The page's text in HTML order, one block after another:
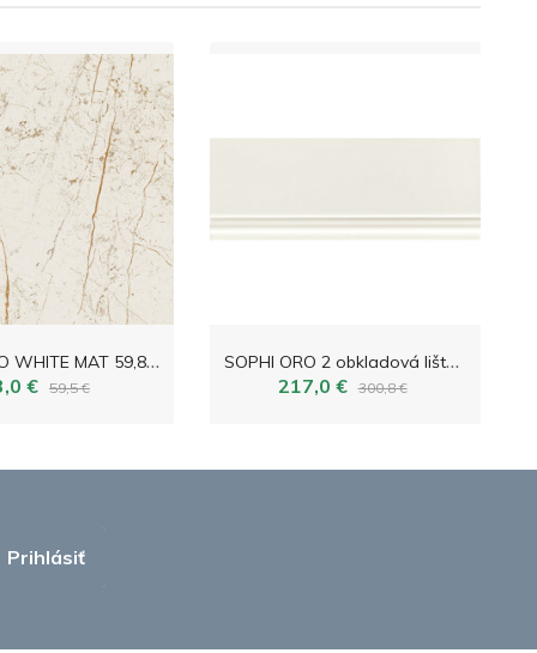
S
OPHI ORO WHITE MAT 59,8x59,8
€ 59,5 €
S
OPHI ORO 2 obkladová lišta 29,8x11,5
217,0 € 300,8 €
Prihlásiť